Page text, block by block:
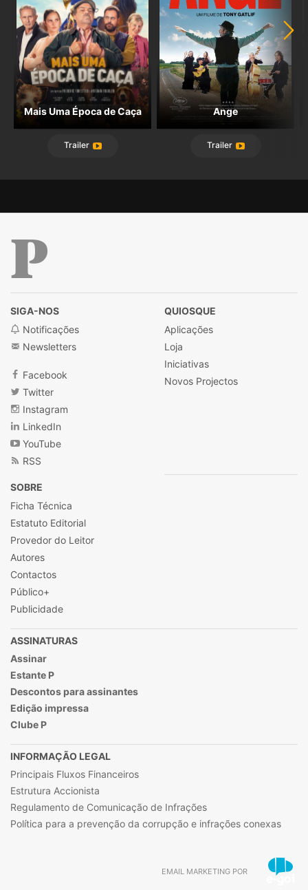
Mais Uma Época de Caça
Trailer
Ange
Trailer
SIGA-NOS
Notificações
Newsletters
Facebook
Twitter
Instagram
LinkedIn
YouTube
RSS
QUIOSQUE
Aplicações
Loja
Iniciativas
Novos Projectos
SOBRE
Ficha Técnica
Estatuto Editorial
Provedor do Leitor
Autores
Contactos
Público+
Publicidade
ASSINATURAS
Assinar
Estante P
Descontos para assinantes
Edição impressa
Clube P
INFORMAÇÃO LEGAL
Principais Fluxos Financeiros
Estrutura Accionista
Regulamento de Comunicação de Infrações
Política para a prevenção da corrupção e infrações conexas
EMAIL MARKETING POR